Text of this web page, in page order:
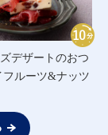
デザートのおつ
フルーツ&ナッツ